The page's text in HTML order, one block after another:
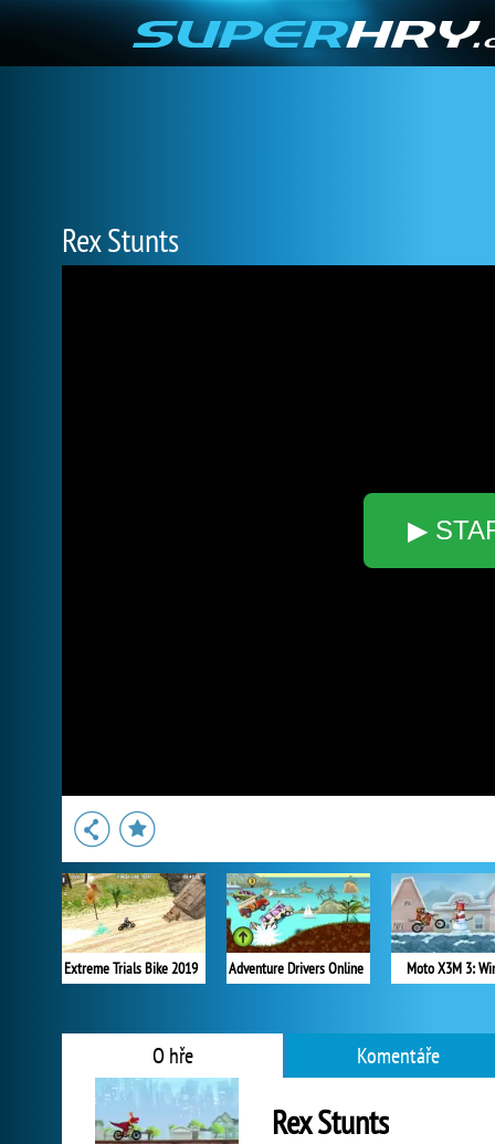
Rex Stunts
▶
Extreme Trials Bike 2019 Adventure Drivers Online Moto X3M 3:
O hře Komentáře
Rex Stunts